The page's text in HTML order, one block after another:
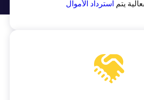
يتم استرداد الأموال